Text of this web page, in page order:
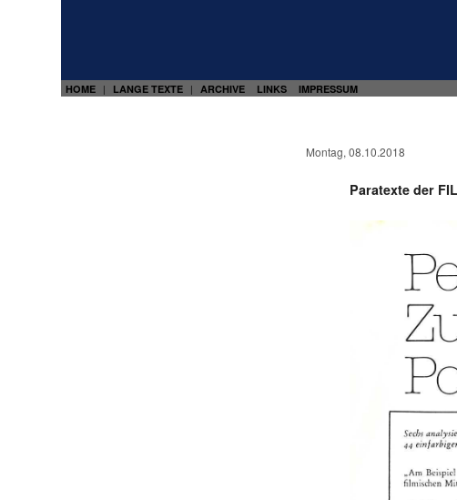
HOME | LANGE TEXTE | ARCHIVE LINKS IMPRESSUM
Montag, 08.10.2018
Paratexte der